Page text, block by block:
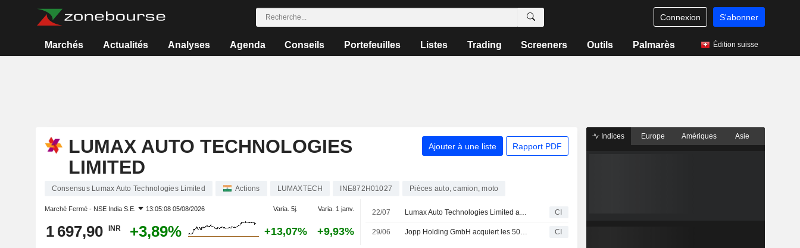
Connexion S'abonner
Marchés Actualités Analyses Agenda Conseils Portefeuilles Listes Trading Screeners Outils Palmarès Édition suisse
LUMAX AUTO TECHNOLOGIES
LIMITED
Ajouter à une liste Rapport PDF
Consensus Lumax Auto Technologies Limited Actions LUMAXTECH INE872H01027 Pièces auto, camion, moto
Marché Fermé - NSE India S.E. 13:05:08 05/08/2026 Varia. 5j. Varia. 1 janv.
1 697,90 INR +3,89% +13,07% +9,93%
22/07 Lumax Auto Technologies Limited annonce la nomination de Sunil Shantaram Koparkar au sein de sa haute direction, avec effet au 22 juillet 2026 CI
29/06 Jopp Holding GmbH acquiert les 50 % restants de Lumax Jopp Allied Technologies Private Limited auprès de Lumax Auto Technologies Limited (NSEI:LUMAXTECH) pour 0,15 million d'INR. CI
Indices Europe Amériques Asie